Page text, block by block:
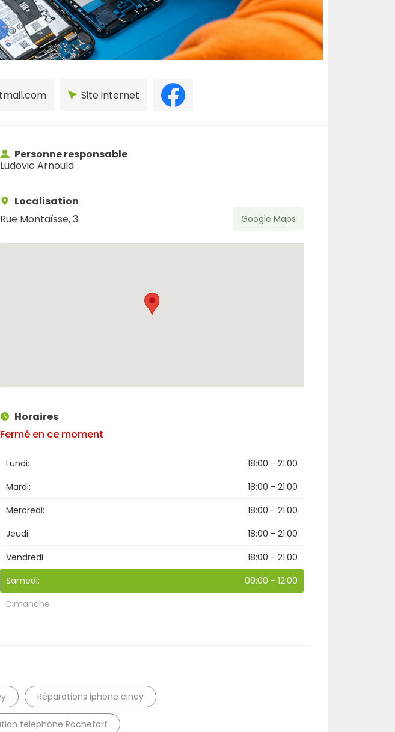
Site internet
Personne responsable
Ludovic Arnould
Localisation
Rue Montaïsse, 3
Google Maps
Horaires
Fermé en ce moment
Lundi:
18:00 - 21:00
Mardi:
18:00 - 21:00
Mercredi:
18:00 - 21:00
Jeudi:
18:00 - 21:00
Vendredi:
18:00 - 21:00
Samedi:
09:00 - 12:00
Dimanche
Réparations iphone ciney
telephone Rochefort